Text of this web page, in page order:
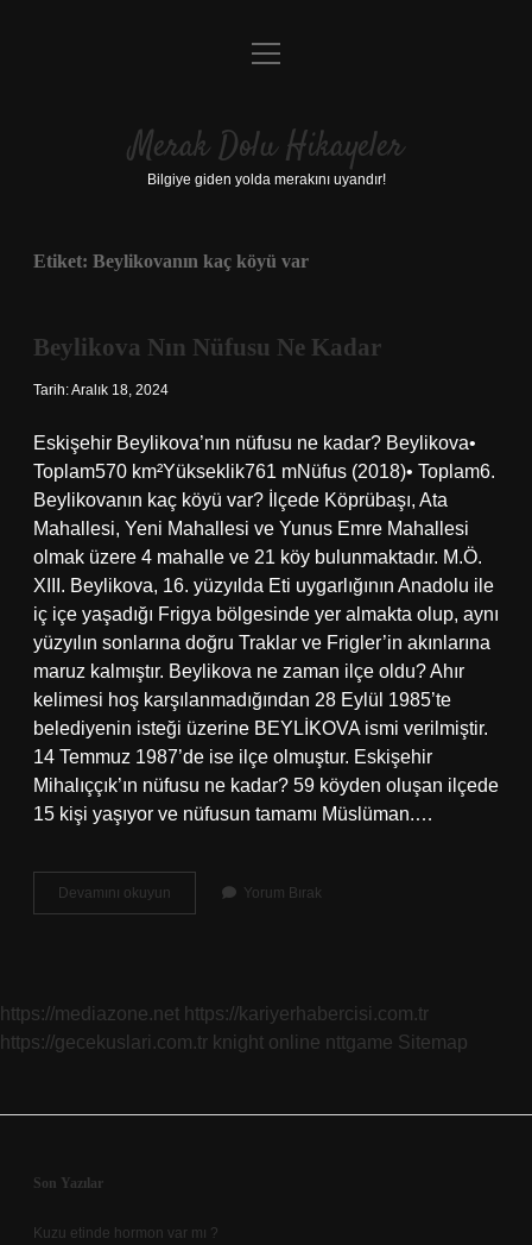
Anasayfa
Yasal Uyarı
menüyü
Merak Dolu Hikayeler
Bilgiye giden yolda merakını uyandır!
Etiket: Beylikovanın kaç köyü var
Beylikova Nın Nüfusu Ne Kadar
Tarih: Aralık 18, 2024
Eskişehir Beylikova’nın nüfusu ne kadar? Beylikova•
Toplam570 km²Yükseklik761 mNüfus (2018)• Toplam6.
Beylikovanın kaç köyü var? İlçede Köprübaşı, Ata
Mahallesi, Yeni Mahallesi ve Yunus Emre Mahallesi
olmak üzere 4 mahalle ve 21 köy bulunmaktadır. M.Ö.
XIII. Beylikova, 16. yüzyılda Eti uygarlığının Anadolu ile
iç içe yaşadığı Frigya bölgesinde yer almakta olup, aynı
yüzyılın sonlarına doğru Traklar ve Frigler’in akınlarına
maruz kalmıştır. Beylikova ne zaman ilçe oldu? Ahır
kelimesi hoş karşılanmadığından 28 Eylül 1985’te
belediyenin isteği üzerine BEYLİKOVA ismi verilmiştir.
14 Temmuz 1987’de ise ilçe olmuştur. Eskişehir
Mihalıççık’ın nüfusu ne kadar? 59 köyden oluşan ilçede
15 kişi yaşıyor ve nüfusun tamamı Müslüman.…
Devamını okuyun Beylikova
Nın
Yorum Bırak
https://mediazone.net https://kariyerhabercisi.com.tr
https://gecekuslari.com.tr knight online nttgame Sitemap
Sidebar
Son Yazılar
Kuzu etinde hormon var mı ?